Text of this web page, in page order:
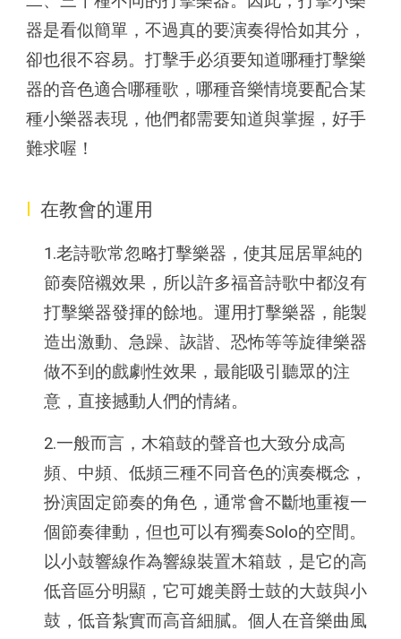
器是看似簡單，不過真的要演奏得恰如其分，
卻也很不容易。打擊手必須要知道哪種打擊樂
器的音色適合哪種歌，哪種音樂情境要配合某
種小樂器表現，他們都需要知道與掌握，好手
難求喔！
I在教會的運用
1.老詩歌常忽略打擊樂器，使其屈居單純的
節奏陪襯效果，所以許多福音詩歌中都沒有
打擊樂器發揮的餘地。運用打擊樂器，能製
造出激動、急躁、詼諧、恐怖等等旋律樂器
做不到的戲劇性效果，最能吸引聽眾的注
意，直接撼動人們的情緒。
2.一般而言，木箱鼓的聲音也大致分成高
頻、中頻、低頻三種不同音色的演奏概念，
扮演固定節奏的角色，通常會不斷地重複一
個節奏律動，但也可以有獨奏Solo的空間。
以小鼓響線作為響線裝置木箱鼓，是它的高
低音區分明顯，它可媲美爵士鼓的大鼓與小
鼓，低音紮實而高音細膩。個人在音樂曲風